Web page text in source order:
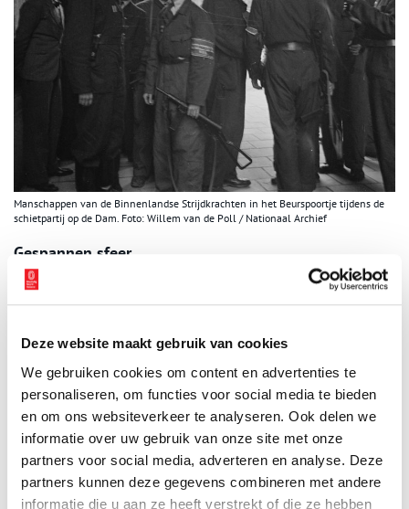
Deze website maakt gebruik van cookies
We gebruiken cookies om content en advertenties te
personaliseren, om functies voor social media te bieden
en om ons websiteverkeer te analyseren. Ook delen we
informatie over uw gebruik van onze site met onze
partners voor social media, adverteren en analyse. Deze
partners kunnen deze gegevens combineren met andere
informatie die u aan ze heeft verstrekt of die ze hebben
Manschappen van de Binnenlandse Strijdkrachten in het Beurspoortje tijdens de
schietpartij op de Dam. Foto: Willem van de Poll / Nationaal Archief
Gespannen sfeer
Men weet nog steeds niet goed waarom de Duitsers zomaar
begonnen te schieten. Er ging een verhaal rond dat het
konden aanvaarden. Dat blijkt een mythe te zijn. Echter, het lijkt
er steeds meer op dat de sfeer op de Dam grimmiger was dan
lang werd gedacht. Op de Dam werden ‘moffenhoeren’
kaalgeknipt en mishandeld. De Binnenlandse Strijdkrachten (BS)
ontwapenden Duitse soldaten hardhandig en arresteerden
NSB’ers. Dit ging beiden tegen de gemaakte afspraken in: dat
zouden de Canadezen doen.
Als achter het Paleis een Duitse soldaat weigert zich door de BS